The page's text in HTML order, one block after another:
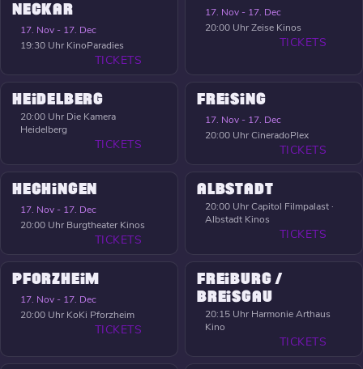
NECKAR
17. Nov - 17. Dec
19:30 Uhr KinoParadies
TICKETS
17. Nov - 17. Dec
20:00 UhrZeise Kinos
TICKETS
HEIDELBERG
20:00 Uhr Die Kamera
Heidelberg
TICKETS
FREISING
17. Nov - 17. Dec
20:00 UhrCineradoPlex
TICKETS
HECHINGEN
17. Nov - 17. Dec
20:00 Uhr Burgtheater Kinos
TICKETS
ALBSTADT
20:00 UhrCapitol Filmpalast ·
Albstadt Kinos
TICKETS
PFORZHEIM
17. Nov - 17. Dec
20:00 Uhr KoKi Pforzheim
TICKETS
FREIBURG /
BREISGAU
20:15 Uhr Harmonie Arthaus
Kino
TICKETS